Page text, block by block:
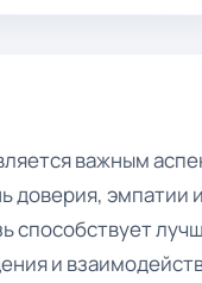
важным
доверия,
способствует
и